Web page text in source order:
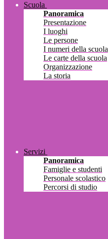
Scuola
Panoramica
Presentazione
I luoghi
Le persone
I numeri della scuola
Le carte della scuola
Organizzazione
La storia
Servizi
Panoramica
Famiglie e studenti
Personale scolastico
Percorsi di studio